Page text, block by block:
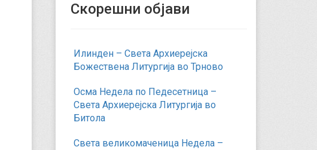
Скорешни објави
Илинден – Света Архиерејска
Божествена Литургија во Трново
Осма Недела по Педесетница –
Света Архиерејска Литургија во
Битола
Света великомаченица Недела –